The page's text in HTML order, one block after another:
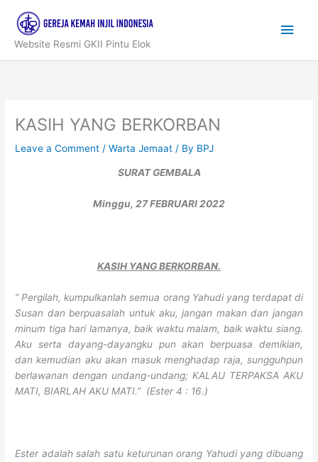
content
Website Resmi GKII Pintu Elok
Main
KASIH YANG BERKORBAN
Leave a Comment /Warta Jemaat / By BPJ
SURAT GEMBALA
Minggu, 27 FEBRUARI 2022
KASIH YANG BERKORBAN.
“ Pergilah, kumpulkanlah semua orang Yahudi yang terdapat di
Susan dan berpuasalah untuk aku, jangan makan dan jangan
minum tiga hari lamanya, baik waktu malam, baik waktu siang.
Aku serta dayang-dayangku pun akan berpuasa demikian,
dan kemudian aku akan masuk menghadap raja, sungguhpun
berlawanan dengan undang-undang; KALAU TERPAKSA AKU
MATI, BIARLAH AKU MATI.” (Ester 4 : 16.)
Ester adalah salah satu keturunan orang Yahudi yang dibuang